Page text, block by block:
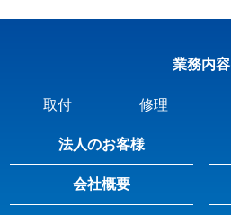
業務内容
取付 修理
法人のお客様
会社概要